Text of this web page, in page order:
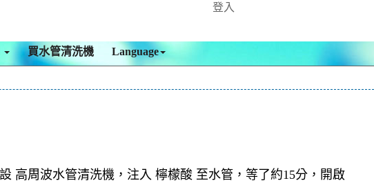
登入
買水管清洗機 Language
高周波水管清洗機，注入 檸檬酸 至水管，等了約15分，開啟